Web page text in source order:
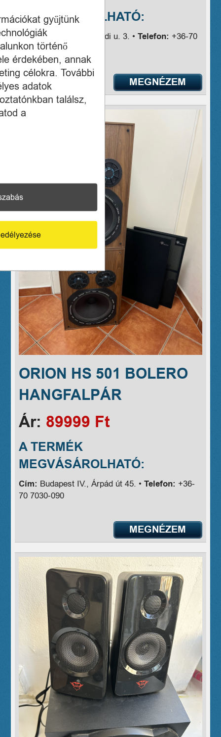
MEGVÁSÁROLHATÓ:
Cím:Budapest VI., Aradi u. 3. •Telefon: +36-70
618-1030
MEGNÉZEM
ORION HS 501 BOLERO
HANGFALPÁR
Ár: 89999 Ft
A TERMÉK
MEGVÁSÁROLHATÓ:
Cím: Budapest IV., Árpád út 45. •Telefon: +36-
70 7030-090
MEGNÉZEM
gyűjtünk
történő
érdekében, annak
célokra. További
adatok
találsz,
a